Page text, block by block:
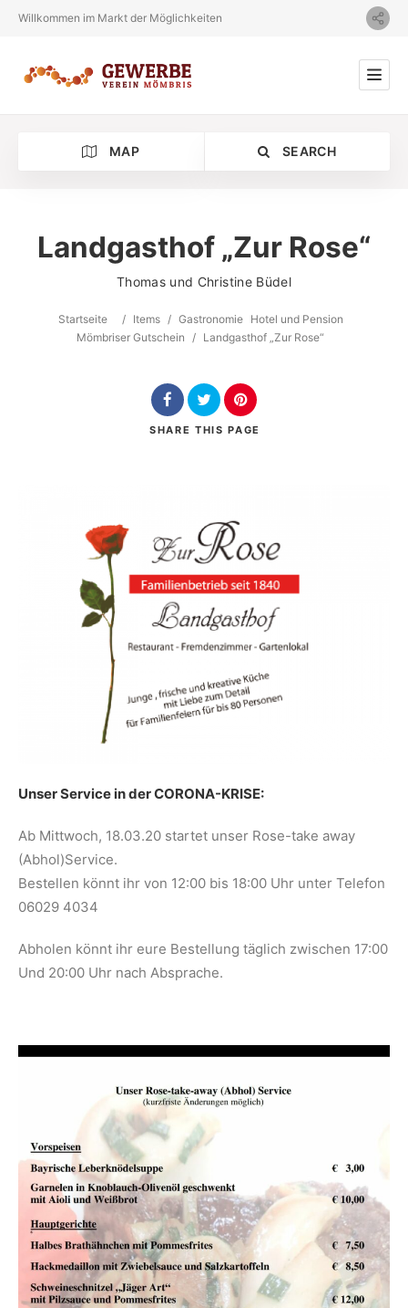
Willkommen im Markt der Möglichkeiten
MAP SEARCH
Location
Landgasthof „Zur Rose“
Thomas und Christine Büdel
Startseite / Items / Gastronomie
Hotel und Pension
Mömbriser Gutschein
/ Landgasthof „Zur Rose“
SHARE THIS PAGE
Unser Service in der CORONA-KRISE:
Ab Mittwoch, 18.03.20 startet unser Rose-take away
(Abhol)Service.
Bestellen könnt ihr von 12:00 bis 18:00 Uhr unter Telefon
06029 4034
Abholen könnt ihr eure Bestellung täglich zwischen 17:00
Und 20:00 Uhr nach Absprache.